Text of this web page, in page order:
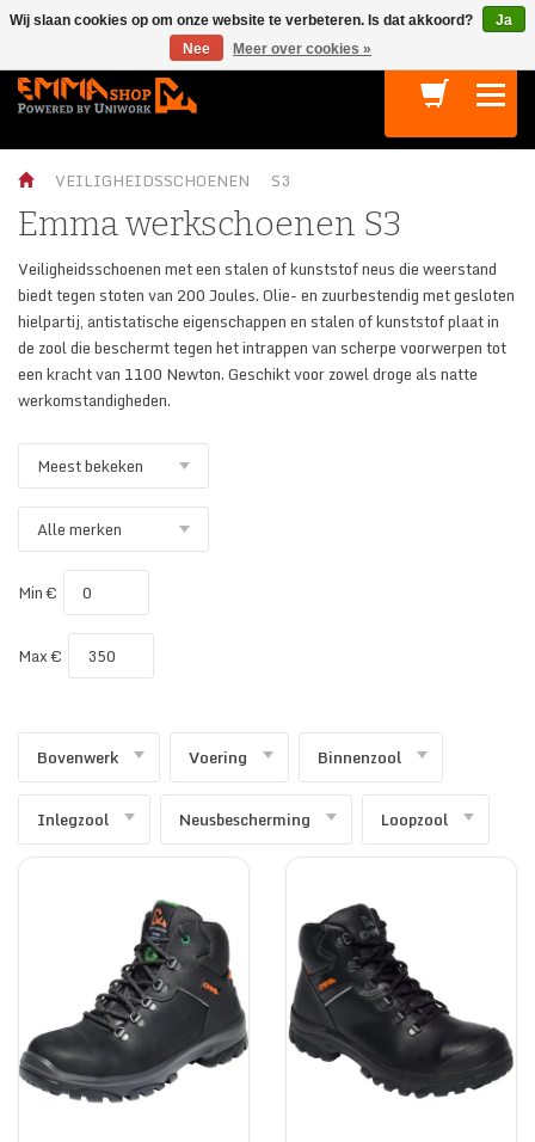
Terug
S1P
Terug
INDUSTRIEËN
OIL & GAS
CHEMIE
BOUW
METAAL
VOEDING
AGRICULTUUR
ELECTRONICA
SECURITY & SERVICES
Terug
TECHNOLOGIEËN
HYDRO CONTROL
CONTACT MANAGEMENT
Terug
DUURZAAMHEID
De Circulaire Collectie
Convenant Duurzame Kleding en Textiel
Duurzame Productie bij EMMA
Sustainable Development Goals
VEILIGHEIDSSCHOENEN S3
Emma werkschoenen S3
Veiligheidsschoenen met een stalen of kunststof neus die weerstand
biedt tegen stoten van 200 Joules. Olie- en zuurbestendig met gesloten
hielpartij, antistatische eigenschappen en stalen of kunststof plaat in
de zool die beschermt tegen het intrappen van scherpe voorwerpen tot
een kracht van 1100 Newton. Geschikt voor zowel droge als natte
werkomstandigheden.
Min €
Max €
Bovenwerk Voering Binnenzool
Inlegzool Neusbescherming Loopzool
Wij slaan cookies op om onze website te verbeteren. Is dat akkoord?
Ja
Nee
Meer over cookies »